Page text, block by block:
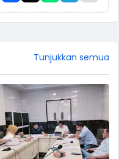
Tunjukkan semua